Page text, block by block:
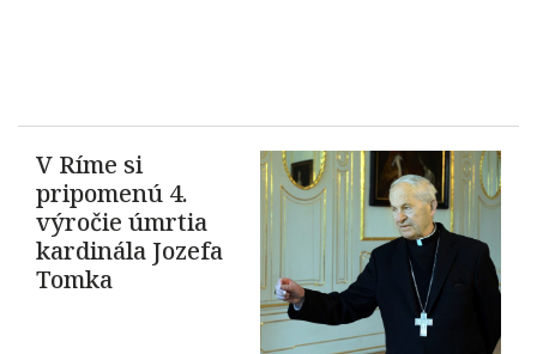
V Ríme si
pripomenú 4.
výročie úmrtia
kardinála Jozefa
Tomka